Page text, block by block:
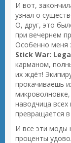
И вот,
узнал о
О, друг, это
при вечернем
Особенно меня
Stick War:
карманом,
их ждёт!
прокачиваешь
наводчица
превращается
И все эти моды
проценты